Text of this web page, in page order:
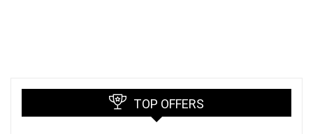
TOP OFFERS